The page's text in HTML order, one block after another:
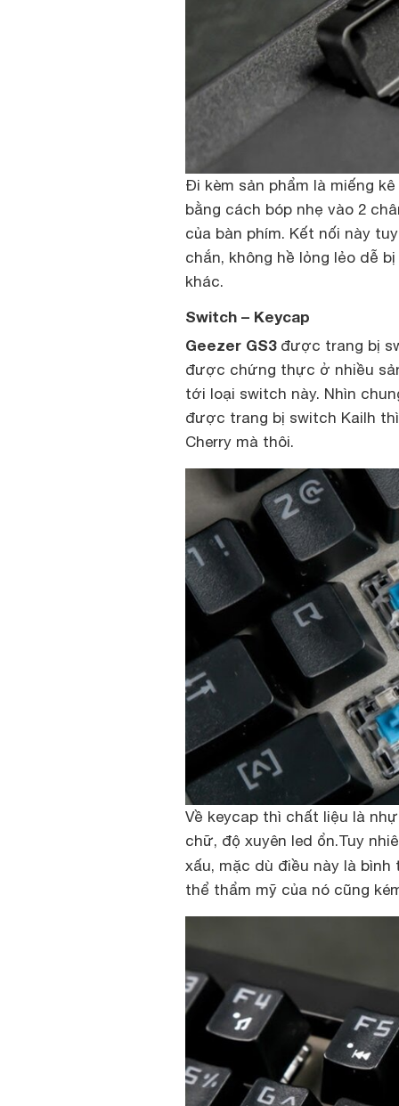
Đi kèm sản phẩm là miếng
bằng cách bóp nhẹ vào 2
của bàn phím. Kết nối này
chắn, không hề lỏng lẻo dễ
khác.
Switch – Keycap
Geezer GS3được trang bị
được chứng thực ở nhiều
tới loại switch này. Nhìn
được trang bị switch Kailh
Cherry mà thôi.
Về keycap thì chất liệu là
chữ, độ xuyên led ổn.Tuy
xấu, mặc dù điều này là
thể thẩm mỹ của nó cũng